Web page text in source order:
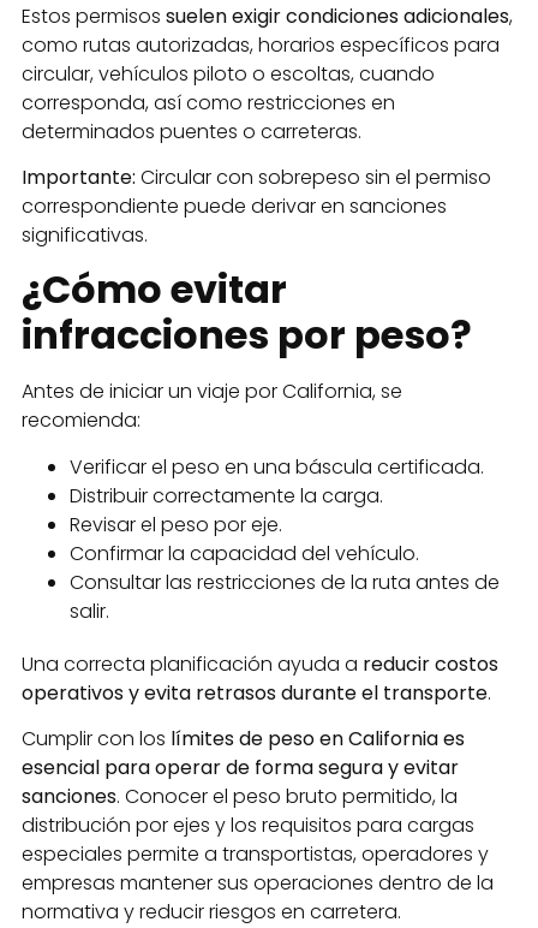
Estos permisos suelen exigir condiciones adicionales,
como rutas autorizadas, horarios específicos para
circular, vehículos piloto o escoltas, cuando
corresponda, así como restricciones en
determinados puentes o carreteras.
Importante: Circular con sobrepeso sin el permiso
correspondiente puede derivar en sanciones
significativas.
¿Cómo evitar
infracciones por peso?
Antes de iniciar un viaje por California, se
recomienda:
Verificar el peso en una báscula certificada.
Distribuir correctamente la carga.
Revisar el peso por eje.
Confirmar la capacidad del vehículo.
Consultar las restricciones de la ruta antes de
salir.
Una correcta planificación ayuda a reducir costos
operativos y evita retrasos durante el transporte.
Cumplir con los límites de peso en California es
esencial para operar de forma segura y evitar
sanciones. Conocer el peso bruto permitido, la
distribución por ejes y los requisitos para cargas
especiales permite a transportistas, operadores y
empresas mantener sus operaciones dentro de la
normativa y reducir riesgos en carretera.